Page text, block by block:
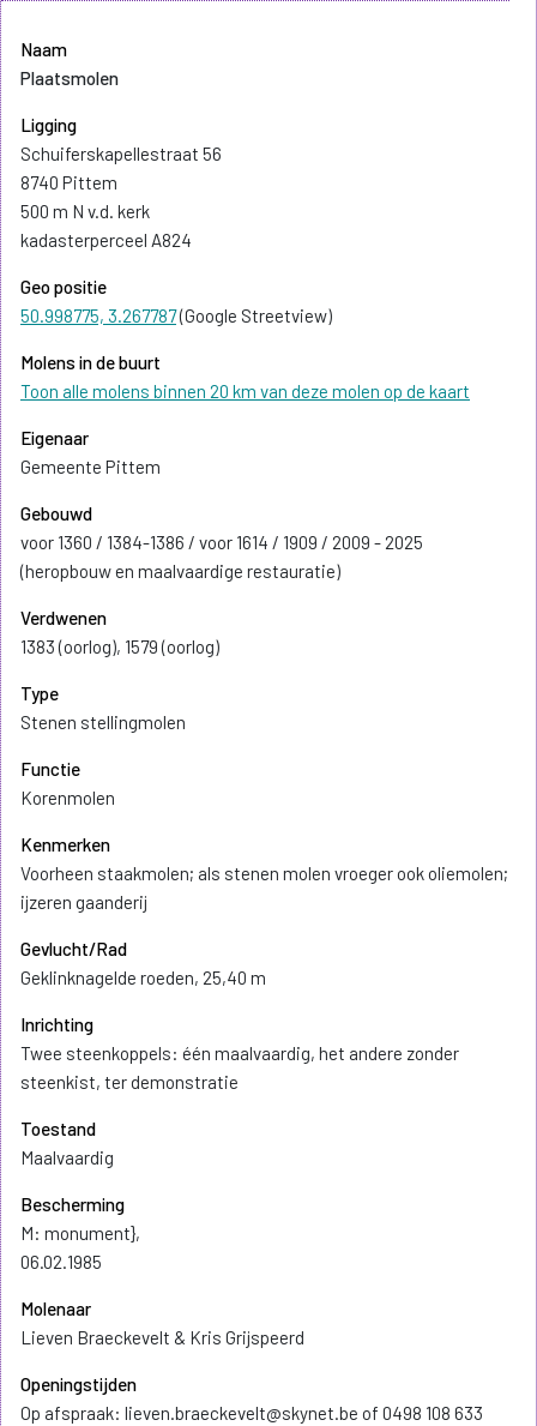
Naam
Plaatsmolen
Ligging
Schuiferskapellestraat 56
8740 Pittem
500 m N v.d. kerk
kadasterperceel A824
Geo positie
50.998775, 3.267787(Google Streetview)
Molens in de buurt
Toon alle molens binnen 20 km van deze molen op de kaart
Eigenaar
Gemeente Pittem
Gebouwd
voor 1360 / 1384-1386 / voor 1614 / 1909 / 2009 - 2025
(heropbouw en maalvaardige restauratie)
Verdwenen
1383 (oorlog), 1579 (oorlog)
Type
Stenen stellingmolen
Functie
Korenmolen
Kenmerken
Voorheen staakmolen; als stenen molen vroeger ook oliemolen;
ijzeren gaanderij
Gevlucht/Rad
Geklinknagelde roeden, 25,40 m
Inrichting
Twee steenkoppels: één maalvaardig, het andere zonder
steenkist, ter demonstratie
Toestand
Maalvaardig
Bescherming
M: monument},
06.02.1985
Molenaar
Lieven Braeckevelt & Kris Grijspeerd
Openingstijden
Op afspraak: lieven.braeckevelt@skynet.be of 0498 108 633